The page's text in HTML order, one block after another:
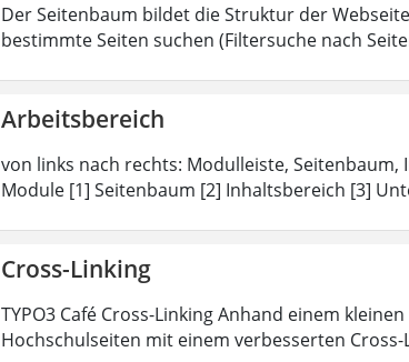
Der Seitenbaum bildet die Struktur der
bestimmte Seiten suchen (Filtersuche nach
Arbeitsbereich
von links nach rechts: Modulleiste, Seitenbaum,
Module [1] Seitenbaum [2] Inhaltsbereich [3]
Cross-Linking
TYPO3 Café Cross-Linking Anhand einem
Hochschulseiten mit einem verbesserten